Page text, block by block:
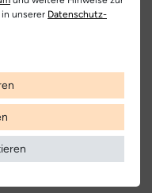
Nappaleder
Warmfutter
Gummi
grau
verkaufen nur Origininalprodukte,
direkt vom Hersteller bezogen
in unseren Regalen liegen und
unserer Daten­schutz­